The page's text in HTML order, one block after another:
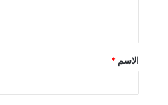
ق
*
الاسم *